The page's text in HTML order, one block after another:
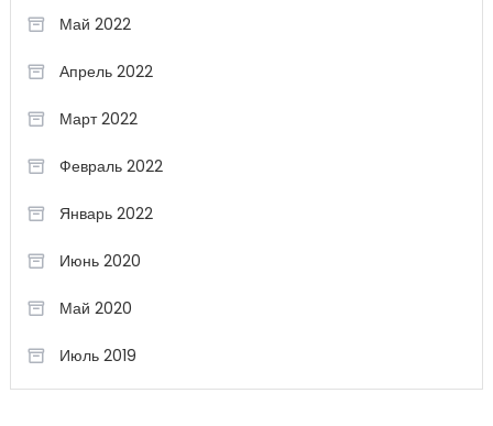
Май 2022
Апрель 2022
Март 2022
Февраль 2022
Январь 2022
Июнь 2020
Май 2020
Июль 2019